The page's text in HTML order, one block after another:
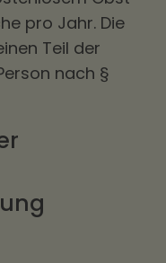
pro Jahr. Die
Teil der
nach §